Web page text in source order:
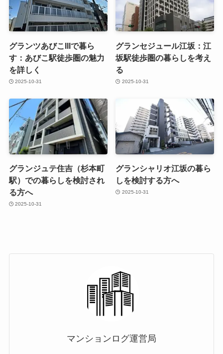
グランツあびこIIIで暮ら
す：あびこ駅徒歩圏の魅力
を詳しく
2025-10-31
グランセジュール江坂：江
坂駅徒歩圏の暮らしを考え
る
2025-10-31
グランジュテ住吉（杉本町
駅）での暮らしを検討され
る方へ
2025-10-31
グランシャリオ江坂の暮ら
しを検討する方へ
2025-10-31
マンションログ運営局